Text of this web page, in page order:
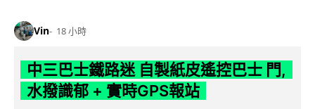
Vin 18 小時
中三巴士鐵路迷 自製紙皮遙控巴士 門,
水撥識郁 + 實時GPS報站